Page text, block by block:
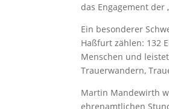
das Engagement
Ein besonderer
Haßfurt zählen: 132
Menschen und
Trauerwandern,
Martin Mandewirth
ehrenamtlichen